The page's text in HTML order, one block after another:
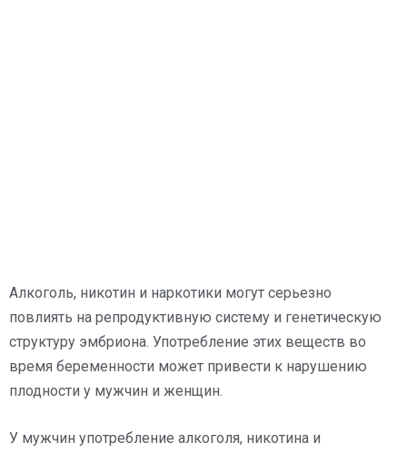
Алкоголь, никотин и наркотики могут серьезно
повлиять на репродуктивную систему и генетическую
структуру эмбриона. Употребление этих веществ во
время беременности может привести к нарушению
плодности у мужчин и женщин.
У мужчин употребление алкоголя, никотина и